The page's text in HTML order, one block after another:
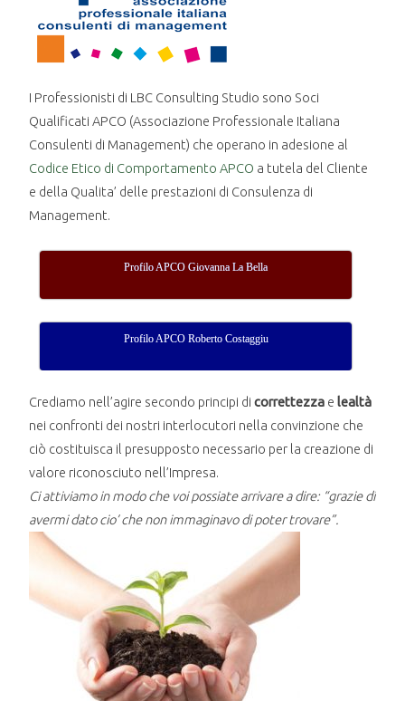
I Professionisti di LBC Consulting Studio sono Soci
Qualificati APCO (Associazione Professionale Italiana
Consulenti di Management) che operano in adesione al
Codice Etico di Comportamento APCO a tutela del Cliente
e della Qualita’ delle prestazioni di Consulenza di
Management.
Profilo APCO Giovanna La Bella
Profilo APCO Roberto Costaggiu
Crediamo nell’agire secondo principi dicorrettezza elealtà
nei confronti dei nostri interlocutori nella convinzione che
ciò costituisca il presupposto necessario per la creazione di
valore riconosciuto nell’Impresa.
Ci attiviamo in modo che voi possiate arrivare a dire: “grazie di
avermi dato cio’ che non immaginavo di poter trovare”.